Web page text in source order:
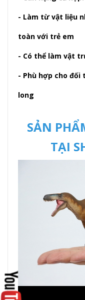
- Làm từ vật liệu
toàn với trẻ em
- Có thể làm vật
- Phù hợp cho
long
SẢN
TẠI